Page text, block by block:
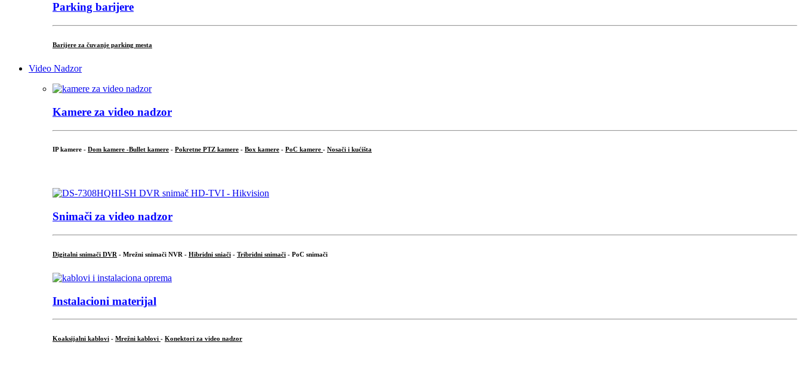
Parking barijere
Barijere za čuvanje parking mesta
Video Nadzor
Kamere za video nadzor
IP kamere - Dom kamere -Bullet kamere - Pokretne PTZ kamere - Box kamere - PoC kamere - Nosači i kućišta
Snimači za video nadzor
Digitalni snimači DVR - Mrežni snimači NVR - Hibridni sniači - Tribridni snimači - PoC snimači
Instalacioni materijal
Koaksijalni kablovi - Mrežni kablovi - Konektori za video nadzor